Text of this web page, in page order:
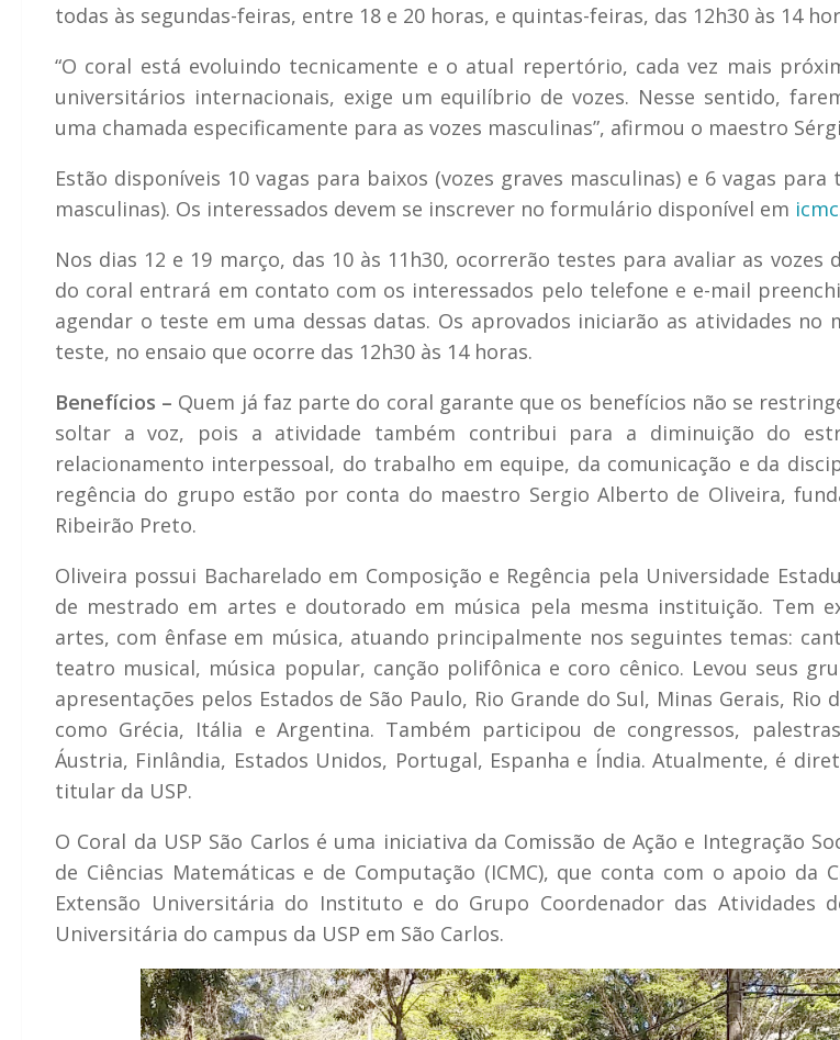
todas às segundas-feiras, entre 18 e 20 horas, e quintas-feiras, das 12h30 às 14
“O coral está evoluindo tecnicamente e o atual repertório, cada vez mais
universitários internacionais, exige um equilíbrio de vozes. Nesse sentido,
uma chamada especificamente para as vozes masculinas”, afirmou o maestro
Estão disponíveis 10 vagas para baixos (vozes graves masculinas) e 6 vagas para
masculinas). Os interessados devem se inscrever no formulário disponível em
Nos dias 12 e 19 março, das 10 às 11h30, ocorrerão testes para avaliar as vozes
do coral entrará em contato com os interessados pelo telefone e e-mail
agendar o teste em uma dessas datas. Os aprovados iniciarão as atividades no
teste, no ensaio que ocorre das 12h30 às 14 horas.
Benefícios – Quem já faz parte do coral garante que os benefícios não se
soltar a voz, pois a atividade também contribui para a diminuição do
relacionamento interpessoal, do trabalho em equipe, da comunicação e da
regência do grupo estão por conta do maestro Sergio Alberto de Oliveira,
Ribeirão Preto.
Oliveira possui Bacharelado em Composição e Regência pela Universidade
de mestrado em artes e doutorado em música pela mesma instituição. Tem
artes, com ênfase em música, atuando principalmente nos seguintes temas:
teatro musical, música popular, canção polifônica e coro cênico. Levou seus
apresentações pelos Estados de São Paulo, Rio Grande do Sul, Minas Gerais, Rio
como Grécia, Itália e Argentina. Também participou de congressos,
Áustria, Finlândia, Estados Unidos, Portugal, Espanha e Índia. Atualmente, é
titular da USP.
O Coral da USP São Carlos é uma iniciativa da Comissão de Ação e Integração
de Ciências Matemáticas e de Computação (ICMC), que conta com o apoio da
Extensão Universitária do Instituto e do Grupo Coordenador das Atividades
Universitária do campus da USP em São Carlos.